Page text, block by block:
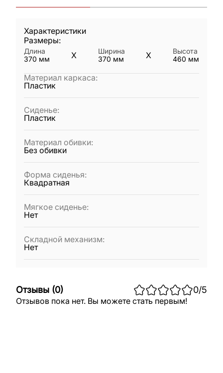
Характеристики
Размеры:
Длина
370 мм X
Ширина
370 мм X
Высота
460 мм
Материал каркаса:
Пластик
Сиденье:
Пластик
Материал обивки:
Без обивки
Форма сиденья:
Квадратная
Мягкое сиденье:
Нет
Складной механизм:
Нет
Отзывы (0) 0/5
Отзывов пока нет. Вы можете стать первым!